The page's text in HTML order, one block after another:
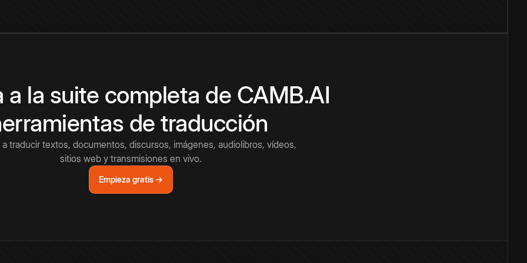
a la suite completa de CAMB.AI
de traducción
a traducir textos, documentos, discursos, imágenes, audiolibros, vídeos,
sitios web y transmisiones en vivo.
Empieza gratis →